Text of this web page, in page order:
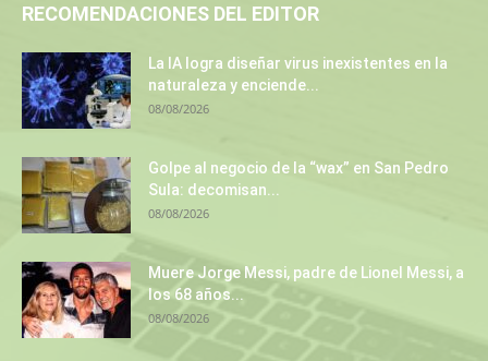
RECOMENDACIONES DEL EDITOR
La IA logra diseñar virus inexistentes en la
naturaleza y enciende...
08/08/2026
Golpe al negocio de la “wax” en San Pedro
Sula: decomisan...
08/08/2026
Muere Jorge Messi, padre de Lionel Messi, a
los 68 años...
08/08/2026